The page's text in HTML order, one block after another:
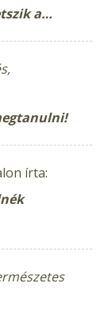
a…
írta: